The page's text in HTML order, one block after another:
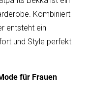
Kombiniert
entsteht ein
und Style perfekt
für Frauen